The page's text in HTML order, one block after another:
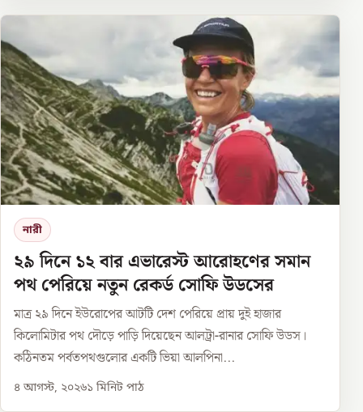
নারী
২৯ দিনে ১২ বার এভারেস্ট আরোহণের সমান
পথ পেরিয়ে নতুন রেকর্ড সোফি উডসের
মাত্র ২৯ দিনে ইউরোপের আটটি দেশ পেরিয়ে প্রায় দুই হাজার
কিলোমিটার পথ দৌড়ে পাড়ি দিয়েছেন আলট্রা-রানার সোফি উডস।
কঠিনতম পর্বতপথগুলোর একটি ভিয়া আলপিনা...
৪ আগস্ট, ২০২৬১ মিনিট পাঠ